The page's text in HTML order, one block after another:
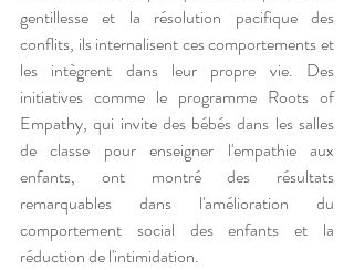
gentillesse et la résolution pacifique des
conflits, ils internalisent ces comportements et
les intègrent dans leur propre vie. Des
initiatives comme le programme Roots of
Empathy, qui invite des bébés dans les salles
de classe pour enseigner l'empathie aux
enfants, ont montré des résultats
remarquables dans l'amélioration du
comportement social des enfants et la
réduction de l'intimidation.